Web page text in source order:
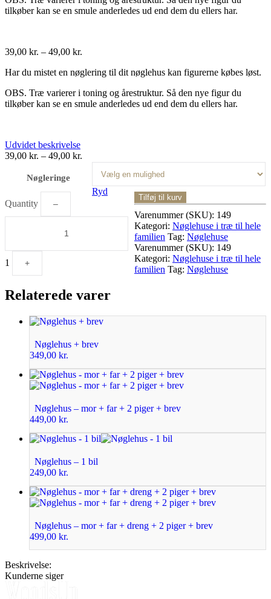
tilkøber kan se en smule anderledes ud end dem du ellers har.
39,00 kr. – 49,00 kr.
Har du mistet en nøglering til dit nøglehus kan figurerne købes løst.
OBS. Træ varierer i toning og årestruktur. Så den nye figur du
tilkøber kan se en smule anderledes ud end dem du ellers har.
Udvidet beskrivelse
39,00 kr. – 49,00 kr.
Nøgleringe
Ryd
Quantity
–
1 +
Tilføj til kurv
Varenummer (SKU): 149
Kategori: Nøglehuse i træ til hele
familien Tag: Nøglehuse
Varenummer (SKU): 149
Kategori: Nøglehuse i træ til hele
familien Tag: Nøglehuse
Relaterede varer
Nøglehus + brev
349,00 kr.
Nøglehus – mor + far + 2 piger + brev
449,00 kr.
Nøglehus – 1 bil
249,00 kr.
Nøglehus – mor + far + dreng + 2 piger + brev
499,00 kr.
Beskrivelse:
Kunderne siger